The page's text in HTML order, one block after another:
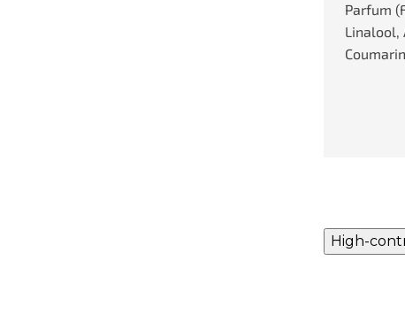
Parfum
Linalool,
High-